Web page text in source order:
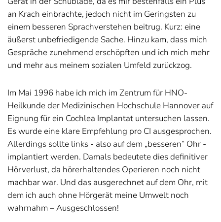
an Krach einbrachte, jedoch nicht im Geringsten zu
einem besseren Sprachverstehen beitrug. Kurz: eine
äußerst unbefriedigende Sache. Hinzu kam, dass mich
Gespräche zunehmend erschöpften und ich mich mehr
und mehr aus meinem sozialen Umfeld zurückzog.
Im Mai 1996 habe ich mich im Zentrum für HNO-
Heilkunde der Medizinischen Hochschule Hannover auf
Eignung für ein Cochlea Implantat untersuchen lassen.
Es wurde eine klare Empfehlung pro CI ausgesprochen.
Allerdings sollte links - also auf dem „besseren“ Ohr -
implantiert werden. Damals bedeutete dies definitiver
Hörverlust, da hörerhaltendes Operieren noch nicht
machbar war. Und das ausgerechnet auf dem Ohr, mit
dem ich auch ohne Hörgerät meine Umwelt noch
wahrnahm – Ausgeschlossen!